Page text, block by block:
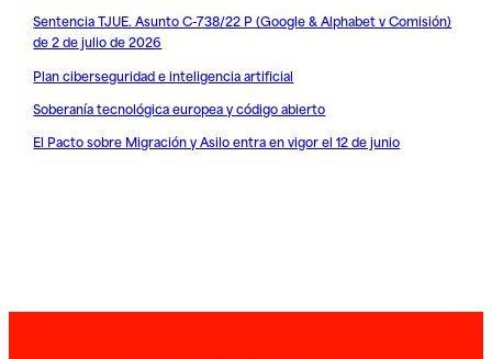
Sentencia TJUE. Asunto C-738/22 P (Google & Alphabet v Comisión)
de 2 de julio de 2026
Plan ciberseguridad e inteligencia artificial
Soberanía tecnológica europea y código abierto
El Pacto sobre Migración y Asilo entra en vigor el 12 de junio